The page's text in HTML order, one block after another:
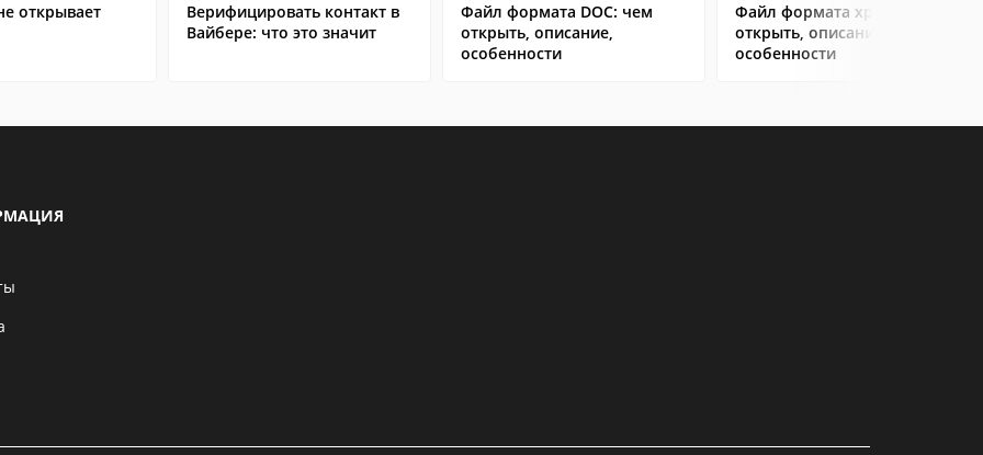
открывает
Верифицировать контакт в
Вайбере: что это значит
Файл формата DOC: чем
открыть, описание,
особенности
Файл формата xps: чем
открыть, описание,
особенности